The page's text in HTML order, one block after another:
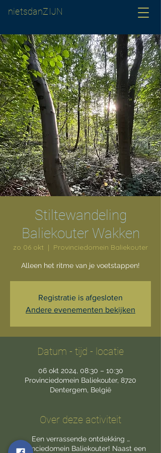
nietsdanZIJN
Stiltewandeling
Baliekouter Wakken
zo 06 okt
  |
Provinciedomein Baliekouter
Alleen het ritme van je voetstappen!
Registratie is afgesloten
Andere evenementen bekijken
Datum - tijd - locatie
06 okt 2024, 08:30 – 10:30
Provinciedomein Baliekouter, 8720
Dentergem, België
Over deze activiteit
Een verrassende ontdekking …
Provinciedomein Baliekouter! Naast een